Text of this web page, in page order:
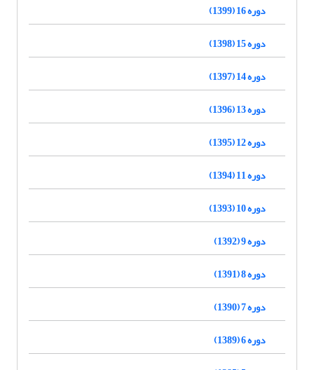
دوره 16 (1399)
دوره 15 (1398)
دوره 14 (1397)
دوره 13 (1396)
دوره 12 (1395)
دوره 11 (1394)
دوره 10 (1393)
دوره 9 (1392)
دوره 8 (1391)
دوره 7 (1390)
دوره 6 (1389)